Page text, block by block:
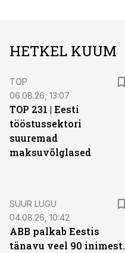
HETKEL KUUM
TOP
06.08.26, 13:07
TOP 231 | Eesti
tööstussektori
suuremad
maksuvõlglased
SUUR LUGU
04.08.26, 10:42
ABB palkab Eestis
tänavu veel 90 inimest.